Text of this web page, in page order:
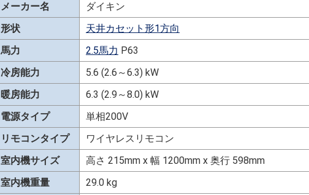
メーカー名
ダイキン
形状
天井カセット形1方向
馬力
2.5馬力 P63
冷房能力
5.6 (2.6～6.3) kW
暖房能力
6.3 (2.9～8.0) kW
電源タイプ
単相200V
リモコンタイプ
ワイヤレスリモコン
室内機サイズ
高さ 215mm x 幅 1200mm x 奥行 598mm
室内機重量
29.0 kg